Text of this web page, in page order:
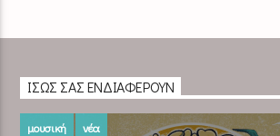
ΊΣΩΣ ΣΑΣ ΕΝΔΙΑΦΈΡΟΥΝ
μουσική νέα